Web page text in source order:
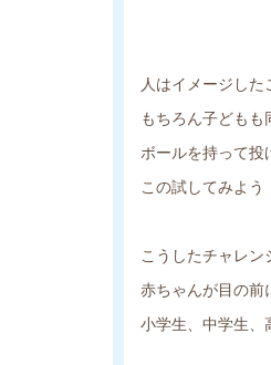
人はイメージした
もちろん子どもも
ボールを持って投
この試してみよう
こうしたチャレン
赤ちゃんが目の前
小学生、中学生、